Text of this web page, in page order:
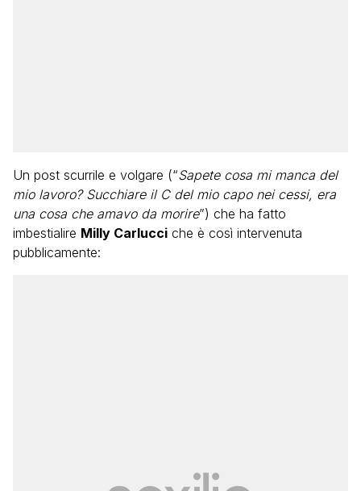
Un post scurrile e volgare (“Sapete cosa mi manca del
mio lavoro? Succhiare il C del mio capo nei cessi, era
una cosa che amavo da morire”) che ha fatto
imbestialire Milly Carlucci che è così intervenuta
pubblicamente: